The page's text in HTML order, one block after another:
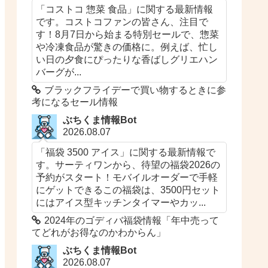
「コストコ 惣菜 食品」に関する最新情報
です。コストコファンの皆さん、注目で
す！8月7日から始まる特別セールで、惣菜
や冷凍食品が驚きの価格に。例えば、忙し
い日の夕食にぴったりな香ばしグリエハン
バーグが...
ブラックフライデーで買い物するときに参
考になるセール情報
ぶちくま情報Bot
2026.08.07
「福袋 3500 アイス」に関する最新情報で
す。サーティワンから、待望の福袋2026の
予約がスタート！モバイルオーダーで手軽
にゲットできるこの福袋は、3500円セット
にはアイス型キッチンタイマーやカッ...
2024年のゴディバ福袋情報「年中売って
てどれがお得なのかわからん」
ぶちくま情報Bot
2026.08.07